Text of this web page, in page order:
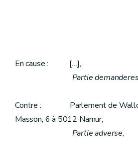
En cause : […],
Partie
Contre : Parlement de
Masson, 6 à 5012 Namur,
Partie adverse,